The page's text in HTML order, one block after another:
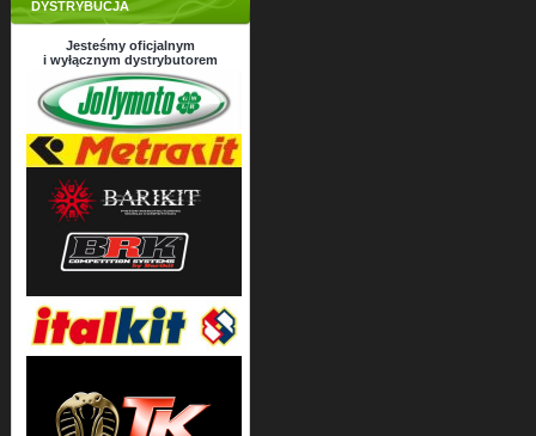
DYSTRYBUCJA
Jesteśmy oficjalnym
i wyłącznym dystrybutorem